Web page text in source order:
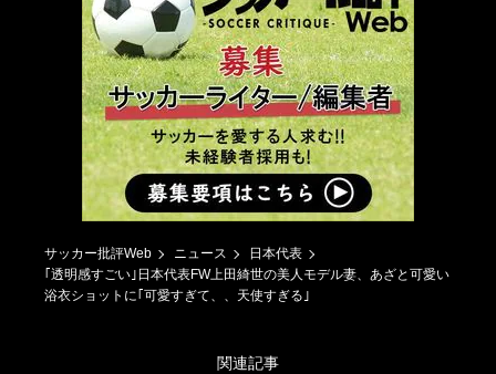
サッカー批評Web ニュース
日本代表
｢透明感すごい｣日本代表FW上田綺世の美人モデル妻、あざと可愛い
浴衣ショットに｢可愛すぎて、、天使すぎる｣
関連記事